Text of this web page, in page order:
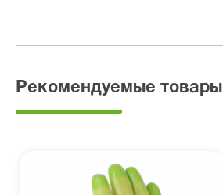
Рекомендуемые товары